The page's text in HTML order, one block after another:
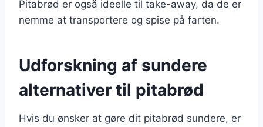
Pitabrød er også ideelle til take-away, da de er
nemme at transportere og spise på farten.
Udforskning af sundere
alternativer til pitabrød
Hvis du ønsker at gøre dit pitabrød sundere, er